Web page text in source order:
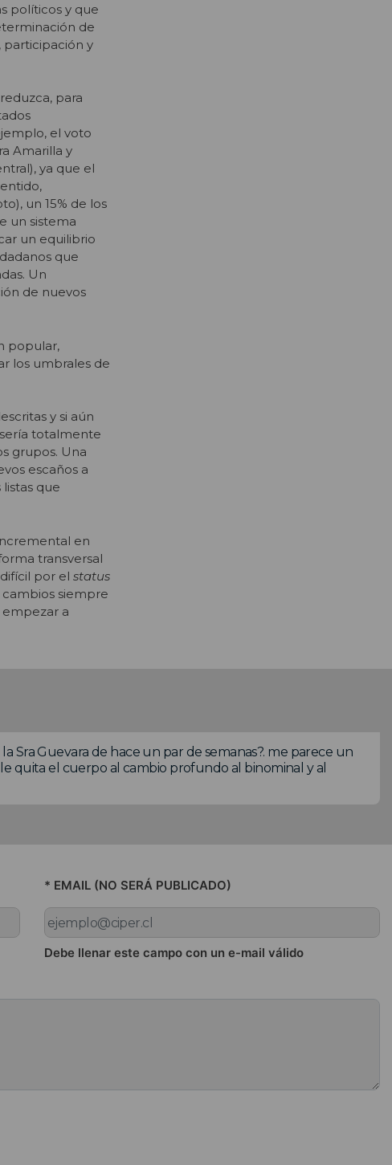
políticos y que
de
participación y
para
el voto
Amarilla y
ya que el
un 15% de los
un sistema
un equilibrio
que
Un
de nuevos
popular,
los umbrales de
y si aún
totalmente
grupos. Una
escaños a
que
en
transversal
por el status
siempre
empezar a
Sra Guevara de hace un par de semanas?. me parece un
quita el cuerpo al cambio profundo al binominal y al
* EMAIL (NO SERÁ PUBLICADO)
Debe llenar este campo con un e-mail válido